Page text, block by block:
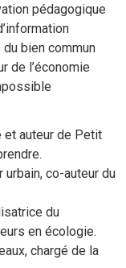
pédagogique
bien commun
de l’économie
et auteur de Petit
co-auteur du
du
en écologie.
chargé de la